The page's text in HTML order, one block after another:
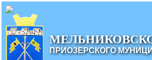
ПРИОЗЕРСКОГО